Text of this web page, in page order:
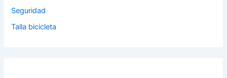
Seguridad
Talla bicicleta